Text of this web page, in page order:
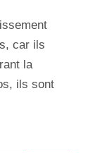
car ils
la
ils sont